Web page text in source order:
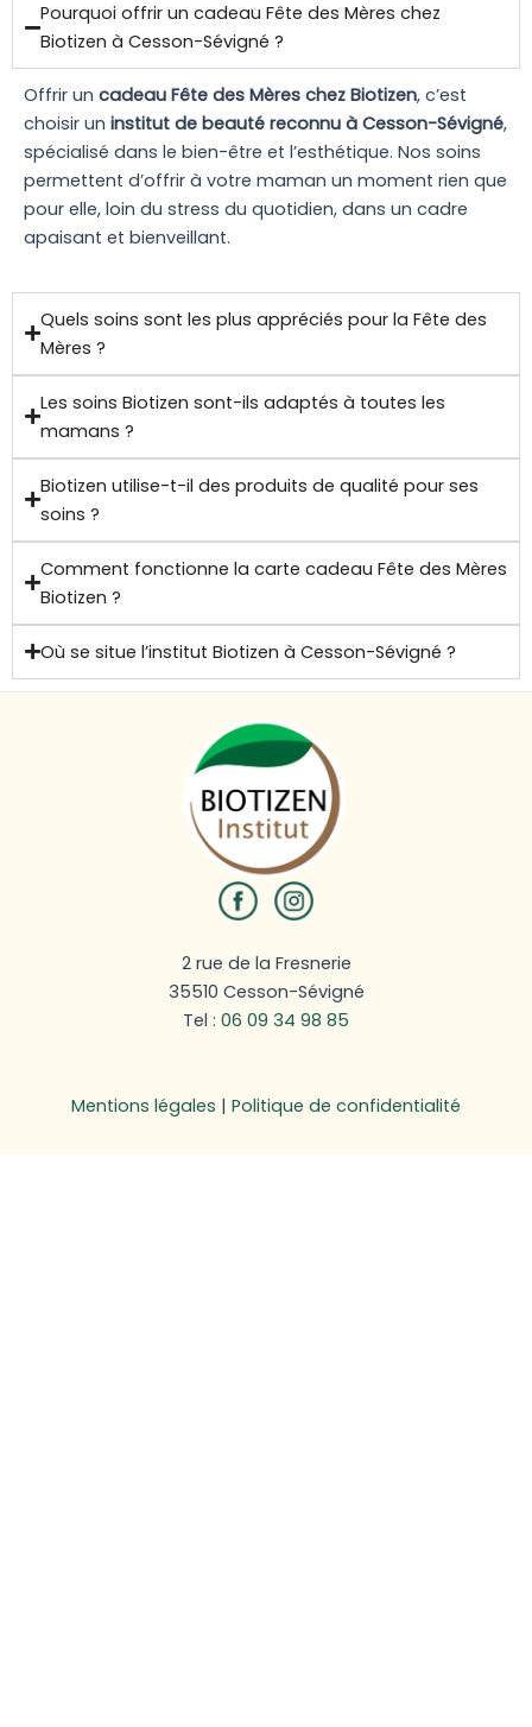
Pourquoi offrir un cadeau Fête des Mères chez
Biotizen à Cesson-Sévigné ?
Offrir un cadeau Fête des Mères chez Biotizen, c’est
choisir un institut de beauté reconnu à Cesson-Sévigné,
spécialisé dans le bien-être et l’esthétique. Nos soins
permettent d’offrir à votre maman un moment rien que
pour elle, loin du stress du quotidien, dans un cadre
apaisant et bienveillant.
Quels soins sont les plus appréciés pour la Fête des
Mères ?
Les soins Biotizen sont-ils adaptés à toutes les
mamans ?
Biotizen utilise-t-il des produits de qualité pour ses
soins ?
Comment fonctionne la carte cadeau Fête des Mères
Biotizen ?
Où se situe l’institut Biotizen à Cesson-Sévigné ?
2 rue de la Fresnerie
35510 Cesson-Sévigné
Tel : 06 09 34 98 85
Mentions légales | Politique de confidentialité